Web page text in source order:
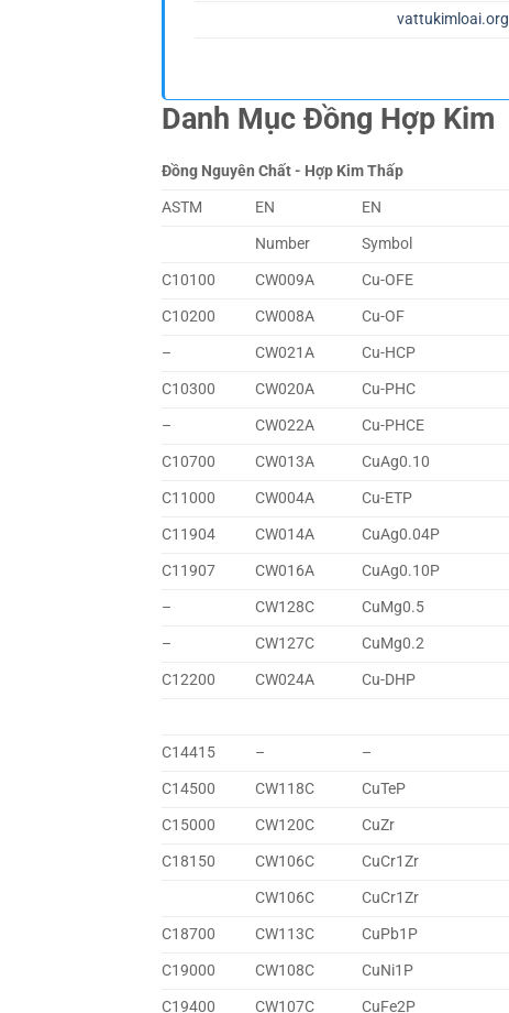
vattukimloai.org
Danh Mục Đồng Hợp Kim
Đồng Nguyên Chất - Hợp Kim Thấp
ASTM
EN EN
Number
Symbol
C10100
CW009A Cu-OFE
C10200
CW008A Cu-OF
–
CW021A Cu-HCP
C10300
CW020A Cu-PHC
–
CW022A Cu-PHCE
C10700
CW013A CuAg0.10
C11000
CW004A Cu-ETP
C11904
CW014A CuAg0.04P
C11907
CW016A CuAg0.10P
–
CW128C CuMg0.5
–
CW127C CuMg0.2
C12200
CW024A Cu-DHP
C14415
– –
C14500
CW118C CuTeP
C15000
CW120C CuZr
C18150
CW106C CuCr1Zr
CW106C
CuCr1Zr
C18700
CW113C CuPb1P
C19000
CW108C CuNi1P
C19400
CW107C CuFe2P